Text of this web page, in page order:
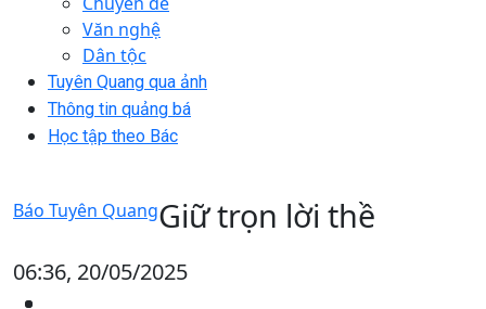
Văn nghệ
Dân tộc
Tuyên Quang qua ảnh
Thông tin quảng bá
Học tập theo Bác
Báo Tuyên QuangGiữ trọn lời thề
06:36, 20/05/2025